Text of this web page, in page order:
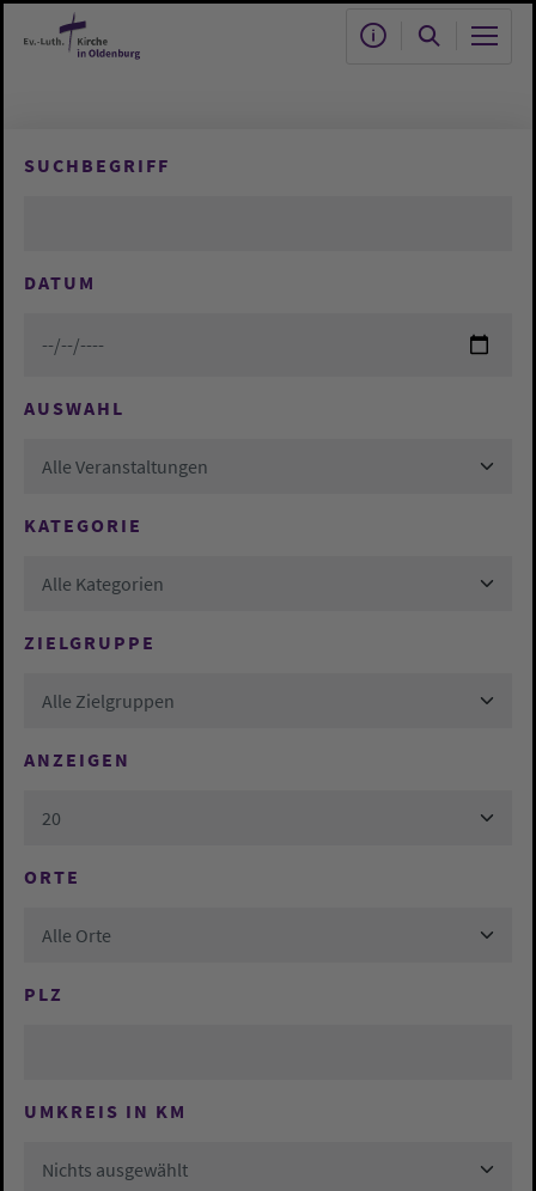
Zum Hauptinhalt springen
SUCHBEGRIFF
DATUM
AUSWAHL
Alle Veranstaltungen
KATEGORIE
Alle Kategorien
ZIELGRUPPE
Alle Zielgruppen
ANZEIGEN
20
ORTE
Alle Orte
PLZ
UMKREIS IN KM
Nichts ausgewählt